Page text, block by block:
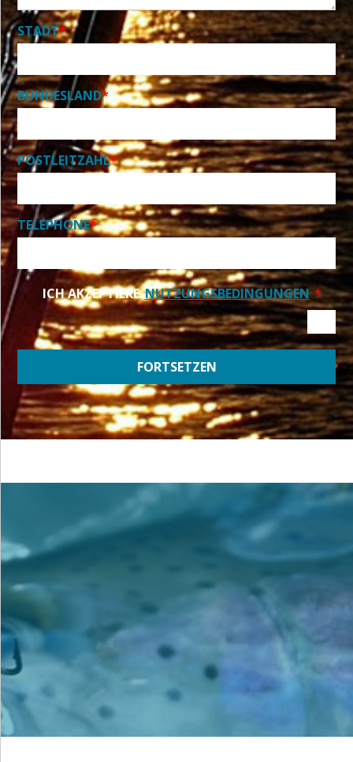
STADT*
BUNDESLAND*
POSTLEITZAHL*
TELEPHONE*
ICH AKZEPTIERENUTZUNGSBEDINGUNGEN *
FORTSETZEN